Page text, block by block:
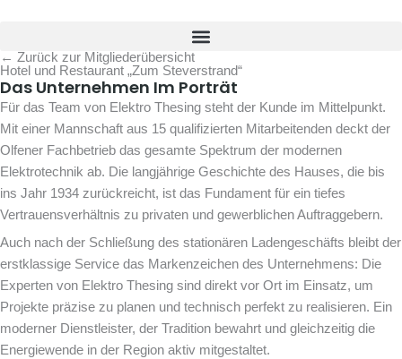
springen
← Zurück zur Mitgliederübersicht
Hotel und Restaurant „Zum Steverstrand“
Das Unternehmen Im Porträt
Für das Team von Elektro Thesing steht der Kunde im Mittelpunkt.
Mit einer Mannschaft aus 15 qualifizierten Mitarbeitenden deckt der
Olfener Fachbetrieb das gesamte Spektrum der modernen
Elektrotechnik ab. Die langjährige Geschichte des Hauses, die bis
ins Jahr 1934 zurückreicht, ist das Fundament für ein tiefes
Vertrauensverhältnis zu privaten und gewerblichen Auftraggebern.
Auch nach der Schließung des stationären Ladengeschäfts bleibt der
erstklassige Service das Markenzeichen des Unternehmens: Die
Experten von Elektro Thesing sind direkt vor Ort im Einsatz, um
Projekte präzise zu planen und technisch perfekt zu realisieren. Ein
moderner Dienstleister, der Tradition bewahrt und gleichzeitig die
Energiewende in der Region aktiv mitgestaltet.